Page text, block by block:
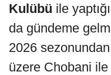
Kulübü ile
da gündeme
2026
üzere Chobani